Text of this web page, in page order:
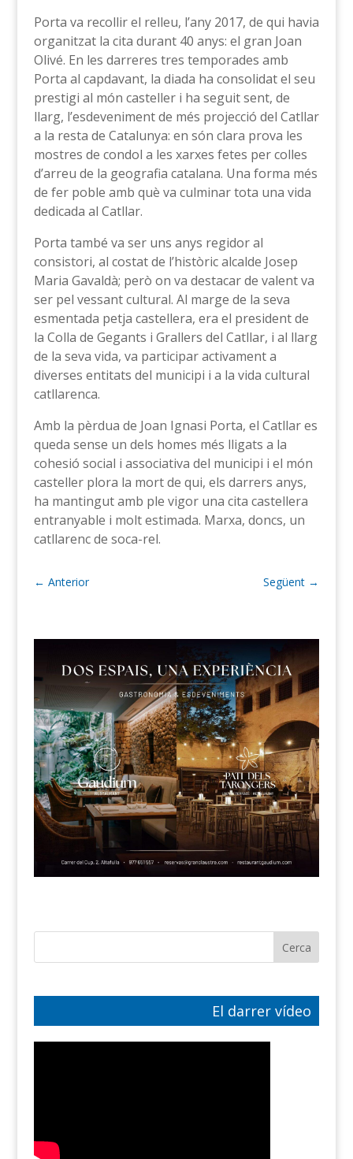
Porta va recollir el relleu, l’any 2017, de qui havia
organitzat la cita durant 40 anys: el gran Joan
Olivé. En les darreres tres temporades amb
Porta al capdavant, la diada ha consolidat el seu
prestigi al món casteller i ha seguit sent, de
llarg, l’esdeveniment de més projecció del Catllar
a la resta de Catalunya: en són clara prova les
mostres de condol a les xarxes fetes per colles
d’arreu de la geografia catalana. Una forma més
de fer poble amb què va culminar tota una vida
dedicada al Catllar.
Porta també va ser uns anys regidor al
consistori, al costat de l’històric alcalde Josep
Maria Gavaldà; però on va destacar de valent va
ser pel vessant cultural. Al marge de la seva
esmentada petja castellera, era el president de
la Colla de Gegants i Grallers del Catllar, i al llarg
de la seva vida, va participar activament a
diverses entitats del municipi i a la vida cultural
catllarenca.
Amb la pèrdua de Joan Ignasi Porta, el Catllar es
queda sense un dels homes més lligats a la
cohesió social i associativa del municipi i el món
casteller plora la mort de qui, els darrers anys,
ha mantingut amb ple vigor una cita castellera
entranyable i molt estimada. Marxa, doncs, un
catllarenc de soca-rel.
← Anterior Següent →
El darrer vídeo